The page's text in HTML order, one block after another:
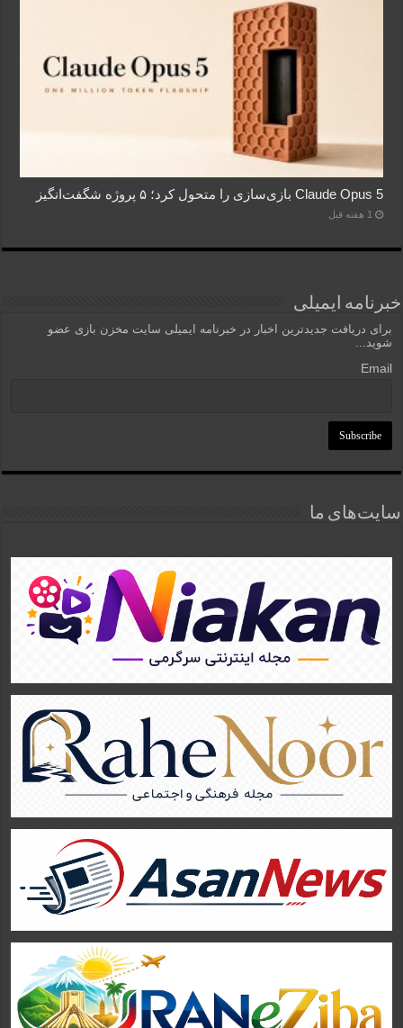
Claude Opus 5 بازی‌سازی را متحول کرد؛ ۵ پروژه شگفت‌انگیز
1 هفته قبل
خبرنامه ایمیلی
برای دریافت جدیدترین اخبار در خبرنامه ایمیلی سایت مخزن بازی عضو
شوید...
Email
سایت‌های ما